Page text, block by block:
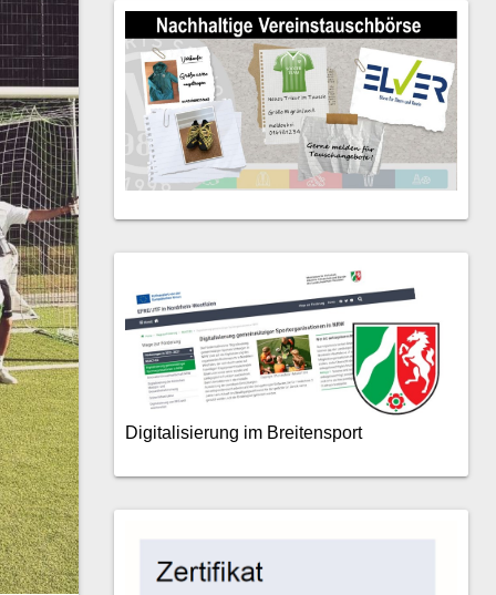
Digitalisierung im Breitensport